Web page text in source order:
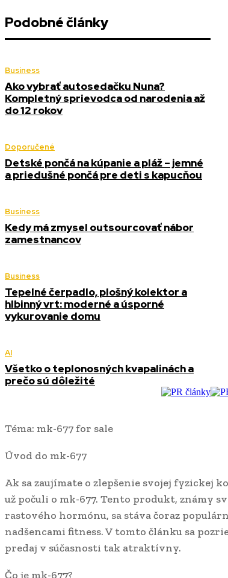
Podobné články
Business
Ako vybrať autosedačku Nuna?
Kompletný sprievodca od narodenia až
do 12 rokov
Doporučené
Detské pončá na kúpanie a pláž – jemné
a priedušné pončá pre deti s kapucňou
Business
Kedy má zmysel outsourcovať nábor
zamestnancov
Business
Tepelné čerpadlo, plošný kolektor a
hlbinný vrt: moderné a úsporné
vykurovanie domu
AI
Všetko o teplonosných kvapalinách a
prečo sú dôležité
Téma: mk-677 for sale
Úvod do mk-677
Ak sa zaujímate o zlepšenie svojej fyzickej
už počuli o mk-677. Tento produkt, známy
rastového hormónu, sa stáva čoraz
nadšencami fitness. V tomto článku sa
predaj v súčasnosti tak atraktívny.
Čo je mk-677?